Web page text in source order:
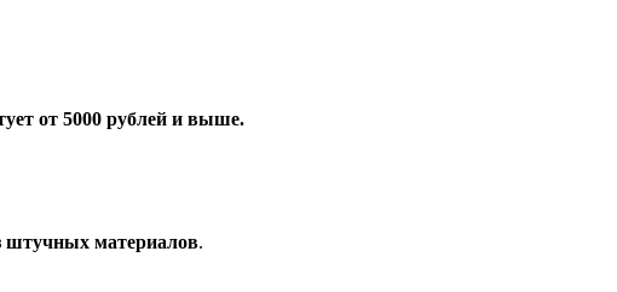
от 5000 рублей и выше.
штучных материалов.